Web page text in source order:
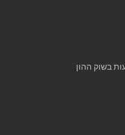
בשוק ההון